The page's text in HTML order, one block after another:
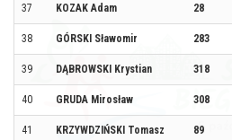
37 KOZAK Adam 28
38 GÓRSKI Sławomir 283
39 DĄBROWSKI Krystian 318
40 GRUDA Mirosław 308
41 KRZYWDZIŃSKI Tomasz 89